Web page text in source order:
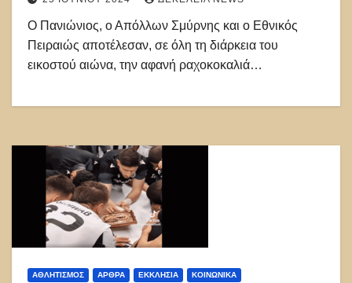
Ο Πανιώνιος, ο Απόλλων Σμύρνης και ο Εθνικός
Πειραιώς αποτέλεσαν, σε όλη τη διάρκεια του
εικοστού αιώνα, την αφανή ραχοκοκαλιά…
ΑΘΛΗΤΙΣΜΌΣ ΑΡΘΡΑ ΕΚΚΛΗΣΊΑ ΚΟΙΝΩΝΙΚΑ